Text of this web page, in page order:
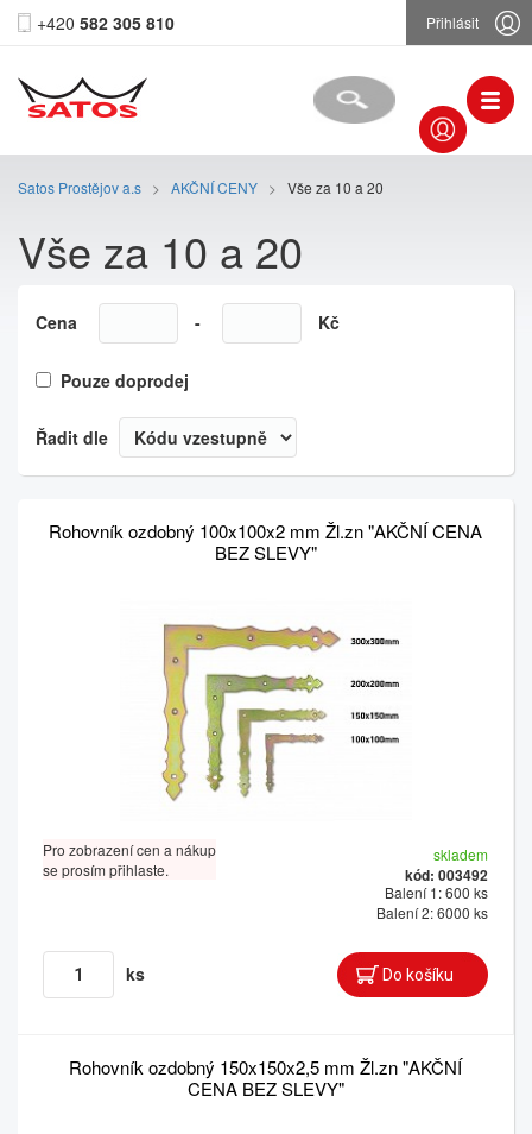
+420 582 305 810 Přihlásit
Satos Prostějov a.s > AKČNÍ CENY > Vše za 10 a 20
Vše za 10 a 20
Cena - Kč
Pouze doprodej
Řadit dle
Rohovník ozdobný 100x100x2 mm Žl.zn "AKČNÍ CENA
BEZ SLEVY"
Pro zobrazení cen a nákup
se prosím přihlaste.
skladem
kód: 003492
Balení 1: 600 ks
Balení 2: 6000 ks
ks
Rohovník ozdobný 150x150x2,5 mm Žl.zn "AKČNÍ
CENA BEZ SLEVY"